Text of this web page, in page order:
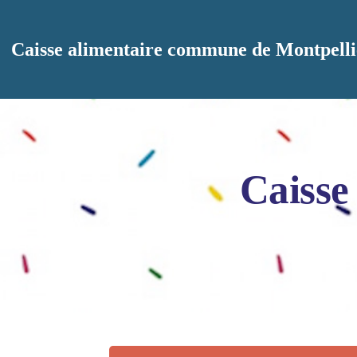
Caisse alimentaire commune de